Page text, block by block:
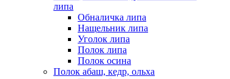
липа
Обналичка липа
Нащельник липа
Уголок липа
Полок липа
Полок осина
Полок абаш, кедр, ольха